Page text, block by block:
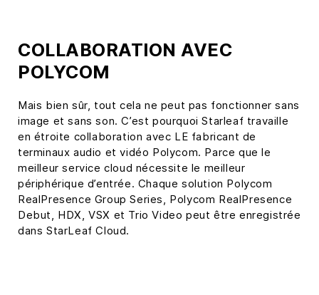
COLLABORATION AVEC
POLYCOM
Mais bien sûr, tout cela ne peut pas fonctionner sans
image et sans son. C’est pourquoi Starleaf travaille
en étroite collaboration avec LE fabricant de
terminaux audio et vidéo Polycom. Parce que le
meilleur service cloud nécessite le meilleur
périphérique d’entrée. Chaque solution Polycom
RealPresence Group Series, Polycom RealPresence
Debut, HDX, VSX et Trio Video peut être enregistrée
dans StarLeaf Cloud.